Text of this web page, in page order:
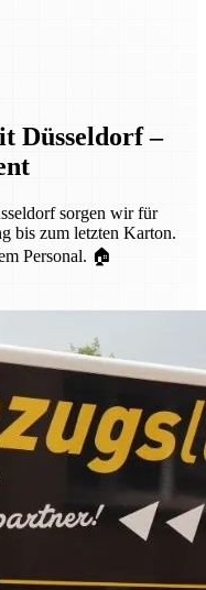
Düsseldorf –
sorgen wir für
bis zum letzten Karton.
Personal. 🏠